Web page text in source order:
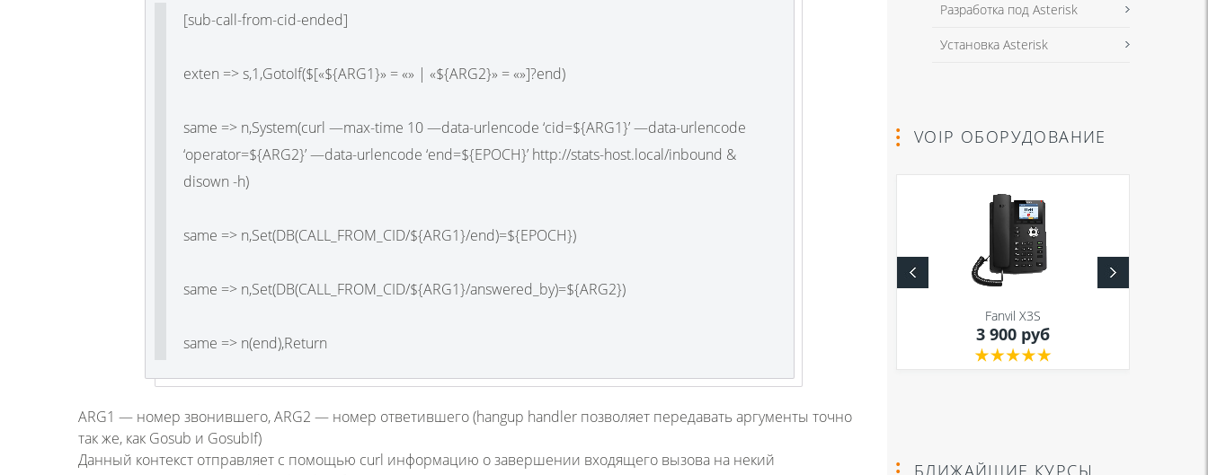
[sub-call-from-cid-ended]
exten => s,1,GotoIf($[«${ARG1}» = «» | «${ARG2}» = «»]?end)
same => n,System(curl —max-time 10 —data-urlencode ‘cid=${ARG1}’ —data-urlencode
‘operator=${ARG2}’ —data-urlencode ‘end=${EPOCH}’ http://stats-host.local/inbound &
disown -h)
same => n,Set(DB(CALL_FROM_CID/${ARG1}/end)=${EPOCH})
same => n,Set(DB(CALL_FROM_CID/${ARG1}/answered_by)=${ARG2})
same => n(end),Return
ARG1 — номер звонившего, ARG2 — номер ответившего (hangup handler позволяет передавать аргументы точно
так же, как Gosub и GosubIf)
Данный контекст отправляет с помощью curl информацию о завершении входящего вызова на некий
Разработка под Asterisk
Установка Asterisk
VOIP ОБОРУДОВАНИЕ
Fanvil X3S
3 900 руб
БЛИЖАЙШИЕ КУРСЫ